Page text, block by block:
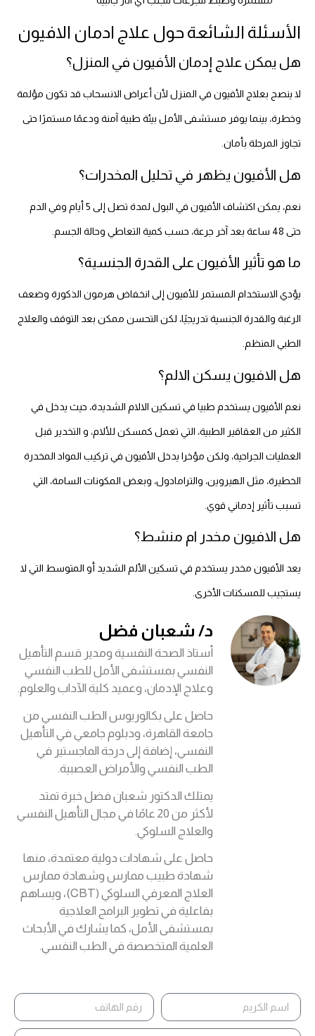
الأسئلة الشائعة حول علاج ادمان الافيون
هل يمكن علاج إدمان الأفيون في المنزل؟
لا ينصح بعلاج الأفيون في المنزل لأن أعراض الانسحاب قد تكون مؤلمة
وخطرة، بينما يوفر مستشفى الأمل بيئة طبية آمنة ودعمًا مستمرًا حتى
تجاوز المرحلة بأمان.
هل الأفيون يظهر في تحليل المخدرات؟
نعم، يمكن اكتشاف الأفيون في البول لمدة تصل إلى 5 أيام وفي الدم
حتى 48 ساعة بعد آخر جرعة، حسب كمية التعاطي وحالة الجسم.
ما هو تأثير الأفيون على القدرة الجنسية؟
يؤدي الاستخدام المستمر للأفيون إلى انخفاض هرمون الذكورة وضعف
الرغبة والقدرة الجنسية تدريجيًا، لكن التحسن ممكن بعد التوقف والعلاج
الطبي المنظم.
هل الافيون يسكن الالم؟
نعم الأفيون يستخدم طبيا في تسكين الالام الشديدة، حيث يدخل في
الكثير من العقاقير الطبية، التي تعمل كمسكن للألام، و التخدير قبل
العمليات الجراحية، ولكن مؤخرا يدخل الأفيون في تركيب المواد المخدرة
الخطيرة، مثل الهيروين، والترامادول، وبعض المكونات السامة، التي
تسبب تأثير إدماني قوي.
هل الافيون مخدر ام منشط؟
يعد الأفيون مخدر يستخدم في تسكين الألم الشديد أو المتوسط التي لا
يستجيب للمسكنات الأخرى.
د/ شعبان فضل
أستاذ الصحة النفسية ومدير قسم التأهيل
النفسي بمستشفى الأمل للطب النفسي
وعلاج الإدمان، وعميد كلية الآداب والعلوم.
حاصل على بكالوريوس الطب النفسي من
جامعة القاهرة، ودبلوم جامعي في التأهيل
النفسي، إضافة إلى درجة الماجستير في
الطب النفسي والأمراض العصبية.
يمتلك الدكتور شعبان فضل خبرة تمتد
لأكثر من 20 عامًا في مجال التأهيل النفسي
والعلاج السلوكي.
حاصل على شهادات دولية معتمدة، منها
شهادة طبيب ممارس وشهادة ممارس
العلاج المعرفي السلوكي (CBT)، ويساهم
بفاعلية في تطوير البرامج العلاجية
بمستشفى الأمل، كما يشارك في الأبحاث
العلمية المتخصصة في الطب النفسي.